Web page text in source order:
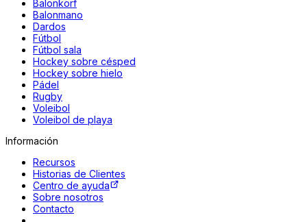
Balonkorf
Balonmano
Dardos
Fútbol
Fútbol sala
Hockey sobre césped
Hockey sobre hielo
Pádel
Rugby
Voleibol
Voleibol de playa
Información
Recursos
Historias de Clientes
Centro de ayuda
Sobre nosotros
Contacto